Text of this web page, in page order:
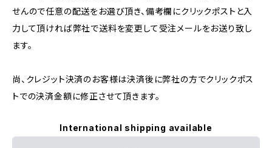
せんので任意の配送をお選び頂き、備考欄にクリックポストと入
力して頂ければ弊社で送料を変更して受注メールをお送り致し
ます。
尚、クレジット決済のお客様は決済後に弊社の方でクリックポス
トでの決済金額に修正させて頂きます。
International shipping available